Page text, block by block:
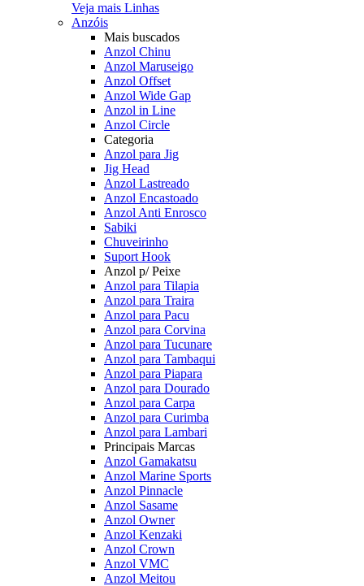
Veja mais Linhas
Anzóis
Mais buscados
Anzol Chinu
Anzol Maruseigo
Anzol Offset
Anzol Wide Gap
Anzol in Line
Anzol Circle
Categoria
Anzol para Jig
Jig Head
Anzol Lastreado
Anzol Encastoado
Anzol Anti Enrosco
Sabiki
Chuveirinho
Suport Hook
Anzol p/ Peixe
Anzol para Tilapia
Anzol para Traira
Anzol para Pacu
Anzol para Corvina
Anzol para Tucunare
Anzol para Tambaqui
Anzol para Piapara
Anzol para Dourado
Anzol para Carpa
Anzol para Curimba
Anzol para Lambari
Principais Marcas
Anzol Gamakatsu
Anzol Marine Sports
Anzol Pinnacle
Anzol Sasame
Anzol Owner
Anzol Kenzaki
Anzol Crown
Anzol VMC
Anzol Meitou